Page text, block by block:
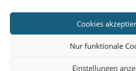
Cookies
Nur funktionale
Einstellungen
Datenschutz